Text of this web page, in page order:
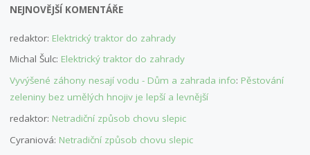
NEJNOVĚJŠÍ KOMENTÁŘE
redaktor: Elektrický traktor do zahrady
Michal Šulc: Elektrický traktor do zahrady
Vyvýšené záhony nesají vodu - Dům a zahrada info: Pěstování
zeleniny bez umělých hnojiv je lepší a levnější
redaktor: Netradiční způsob chovu slepic
Cyraniová: Netradiční způsob chovu slepic